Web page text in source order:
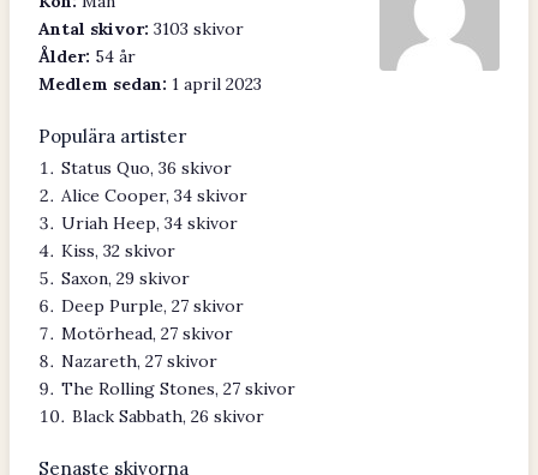
Antal skivor: 3103 skivor
Ålder: 54 år
Medlem sedan: 1 april 2023
Populära artister
Status Quo, 36 skivor
Alice Cooper, 34 skivor
Uriah Heep, 34 skivor
Kiss, 32 skivor
Saxon, 29 skivor
Deep Purple, 27 skivor
Motörhead, 27 skivor
Nazareth, 27 skivor
The Rolling Stones, 27 skivor
Black Sabbath, 26 skivor
Senaste skivorna